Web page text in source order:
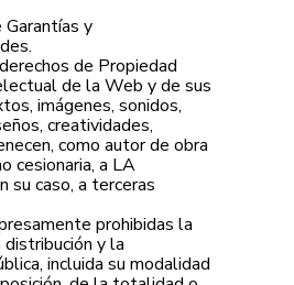
y
de Propiedad
de la Web y de sus
imágenes, sonidos,
creatividades,
como autor de obra
cesionaria, a LA
su caso, a terceras
prohibidas la
distribución y la
incluida su modalidad